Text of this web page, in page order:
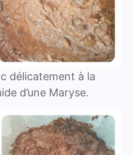
délicatement à la
d’une Maryse.